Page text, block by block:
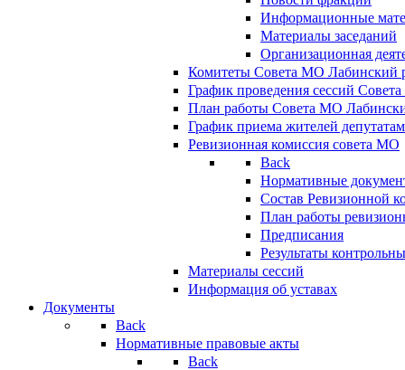
Информационные
Материалы заседаний
Организационная
Комитеты Совета МО Лабинский
График проведения сессий
План работы Совета МО
График приема жителей
Ревизионная комиссия совета МО
Back
Нормативные
Состав Ревизионной
План работы
Предписания
Результаты
Материалы сессий
Информация об уставах
Документы
Back
Нормативные правовые акты
Back